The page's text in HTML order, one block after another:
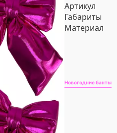
Артикул
Габариты
Материал
Новогодние банты